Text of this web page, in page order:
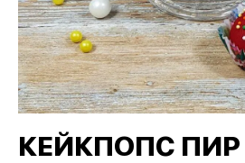
КЕЙКПОПС ПИР